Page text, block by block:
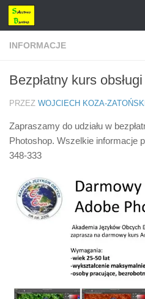
Przejdź do treści
INFORMACJE
Bezpłatny kurs
PRZEZ WOJCIECH KOZA-ZATOŃSKI
Zapraszamy do udziału w
Photoshop. Wszelkie informacje
348-333